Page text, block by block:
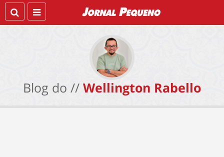
Blog do // Wellington Rabello